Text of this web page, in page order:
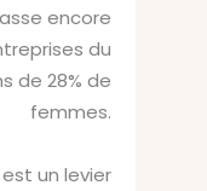
encore
du
de 28% de
femmes.
un levier